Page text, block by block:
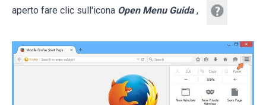
aperto fare clic sull'icona Open Menu Guida ,